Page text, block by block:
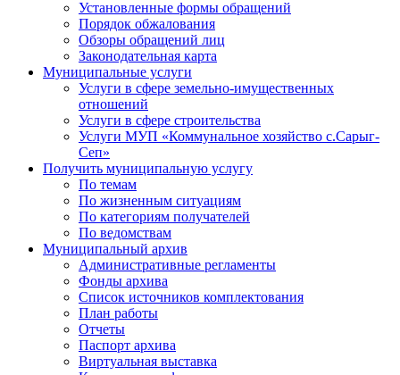
Установленные формы обращений
Порядок обжалования
Обзоры обращений лиц
Законодательная карта
Муниципальные услуги
Услуги в сфере земельно-имущественных
отношений
Услуги в сфере строительства
Услуги МУП «Коммунальное хозяйство с.Сарыг-
Сеп»
Получить муниципальную услугу
По темам
По жизненным ситуациям
По категориям получателей
По ведомствам
Муниципальный архив
Административные регламенты
Фонды архива
Список источников комплектования
План работы
Отчеты
Паспорт архива
Виртуальная выставка